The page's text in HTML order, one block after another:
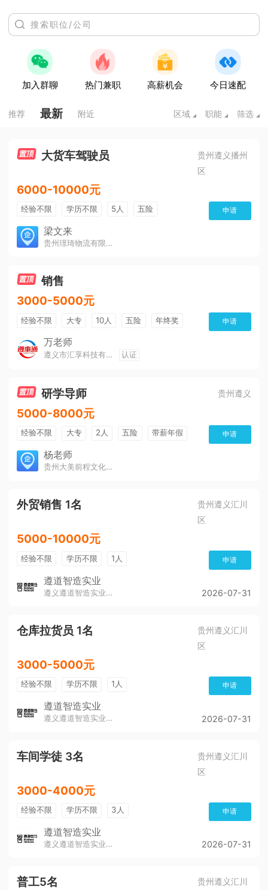
加入群聊 热门兼职 高薪机会 今日速配
推荐 最新 附近 区域 职能 筛选
大货车驾驶员
贵州遵义播州
区
6000-10000元
经验不限 学历不限 5人
五险
免费培训
包住宿
申请
梁文来
贵州璟琦物流有限公司
销售
3000-5000元
经验不限 大专 10人 五险
年终奖
公费旅游
免费培训
美女多
帅哥多 全勤奖 有补助
申请
万老师
遵义市汇享科技有限公司 认证
研学导师 贵州遵义
5000-8000元
经验不限 大专 2人 五险
带薪年假
年终奖
公费旅游
环境好
双休 有提成
申请
杨老师
贵州大美前程文化发展有限公司
外贸销售 1名
贵州遵义汇川
区
5000-10000元
经验不限 学历不限 1人 申请
遵道智造实业
遵义遵道智造实业有限公司 2026-07-31
仓库拉货员 1名
贵州遵义汇川
区
3000-5000元
经验不限 学历不限 1人 申请
遵道智造实业
遵义遵道智造实业有限公司 2026-07-31
车间学徒 3名
贵州遵义汇川
区
3000-4000元
经验不限 学历不限 3人 申请
遵道智造实业
遵义遵道智造实业有限公司 2026-07-31
普工5名
贵州遵义汇川